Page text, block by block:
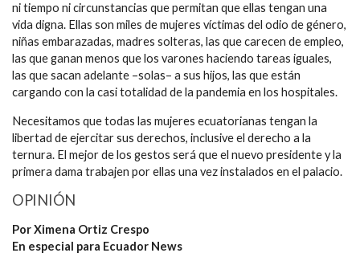
ni tiempo ni circunstancias que permitan que ellas tengan una
vida digna. Ellas son miles de mujeres víctimas del odio de género,
niñas embarazadas, madres solteras, las que carecen de empleo,
las que ganan menos que los varones haciendo tareas iguales,
las que sacan adelante –solas– a sus hijos, las que están
cargando con la casi totalidad de la pandemia en los hospitales.
Necesitamos que todas las mujeres ecuatorianas tengan la
libertad de ejercitar sus derechos, inclusive el derecho a la
ternura. El mejor de los gestos será que el nuevo presidente y la
primera dama trabajen por ellas una vez instalados en el palacio.
OPINIÓN
Por Ximena Ortiz Crespo
En especial para Ecuador News